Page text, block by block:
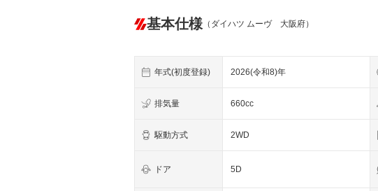
基本仕様 （ダイハツ ムーヴ 大阪府）
年式(初度登録) 2026(令和8)年
排気量 660cc
駆動方式 2WD
ドア 5D